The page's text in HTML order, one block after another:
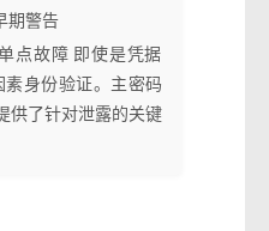
期警告
点故障 即使是凭据
身份验证。主密码
供了针对泄露的关键